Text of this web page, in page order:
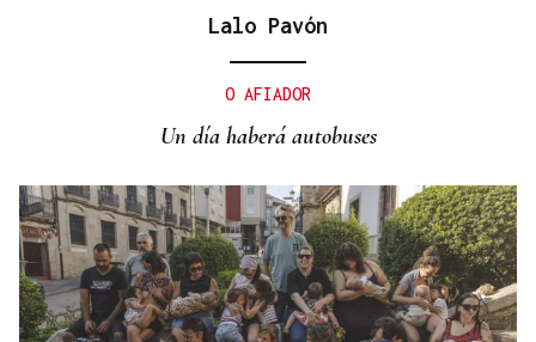
Galería | Mario Ruiz-Tagle, CEO de Iberdrola
Lalo Pavón
O AFIADOR
Un día haberá autobuses